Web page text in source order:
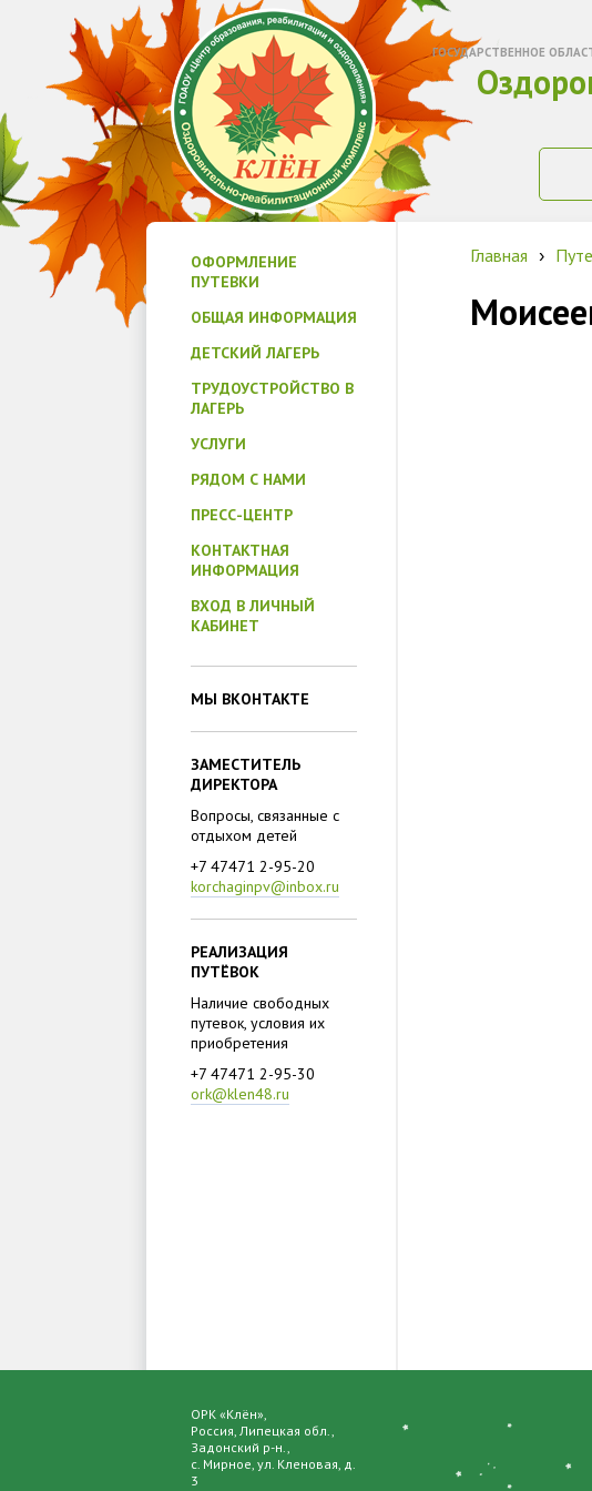
ГОСУДАРСТВЕННОЕ
ОФОРМЛЕНИЕ
ПУТЕВКИ
ОБЩАЯ ИНФОРМАЦИЯ
ДЕТСКИЙ ЛАГЕРЬ
ТРУДОУСТРОЙСТВО В
ЛАГЕРЬ
УСЛУГИ
РЯДОМ С НАМИ
ПРЕСС-ЦЕНТР
КОНТАКТНАЯ
ИНФОРМАЦИЯ
ВХОД В ЛИЧНЫЙ
КАБИНЕТ
МЫ ВКОНТАКТЕ
ЗАМЕСТИТЕЛЬ
ДИРЕКТОРА
Вопросы, связанные с
отдыхом детей
+7 47471 2-95-20
korchaginpv@inbox.ru
РЕАЛИЗАЦИЯ
ПУТЁВОК
Наличие свободных
путевок, условия их
приобретения
+7 47471 2-95-30
ork@klen48.ru
Главная ›
ОРК «Клён»,
Россия, Липецкая обл.,
Задонский р-н.,
с. Мирное, ул. Кленовая, д.
3